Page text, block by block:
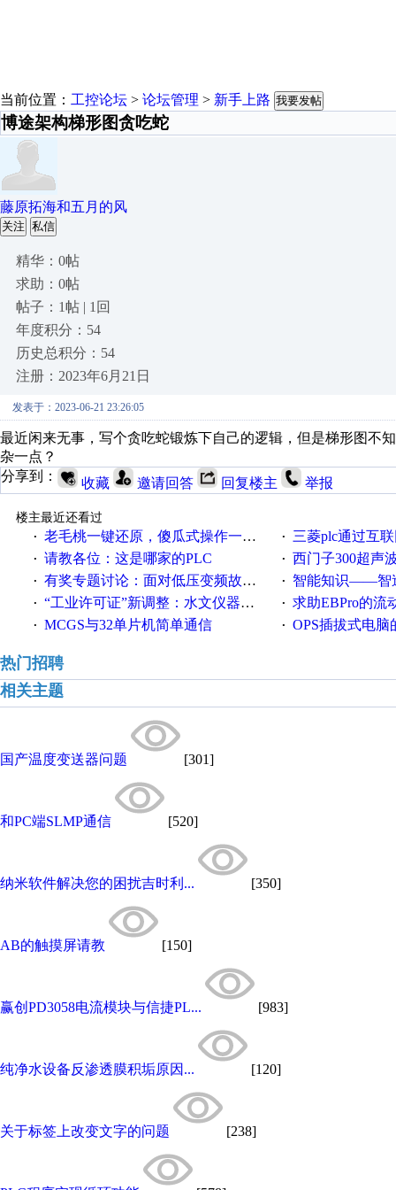
当前位置： 工控论坛 > 论坛管理 > 新手上路 我要发帖
博途架构梯形图贪吃蛇
藤原拓海和五月的风
关注 私信
精华：0帖
求助：0帖
帖子：1帖 | 1回
年度积分：54
历史总积分：54
注册：2023年6月21日
发表于：2023-06-21 23:26:05
最近闲来无事，写个贪吃蛇锻炼下自己的逻辑，但是梯形图不
杂一点？
分享到：
收藏 邀请回答 回复楼主 举报
楼主最近还看过
· 老毛桃一键还原，傻瓜式操作一键轻松备份还原；程序为向导式安装，一键即可实现自动备份或还原系统。 · 三菱plc通过互联网实现plc
· 请教各位：这是哪家的PLC · 西门子300超声波
· 有奖专题讨论：面对低压变频故障，老手是这样解决的！ · 智能知识——智造时代，
· “工业许可证”新调整：水文仪器等19类产品取消事前生产许可 · 求助EBPro的流
· MCGS与32单片机简单通信 · OPS插拔式电脑
热门招聘
相关主题
国产温度变送器问题 [301]
和PC端SLMP通信 [520]
纳米软件解决您的困扰吉时利... [350]
AB的触摸屏请教 [150]
赢创PD3058电流模块与信捷PL... [983]
纯净水设备反渗透膜积垢原因... [120]
关于标签上改变文字的问题 [238]